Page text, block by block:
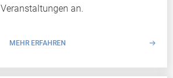
Veranstaltungen an.
MEHR ERFAHREN